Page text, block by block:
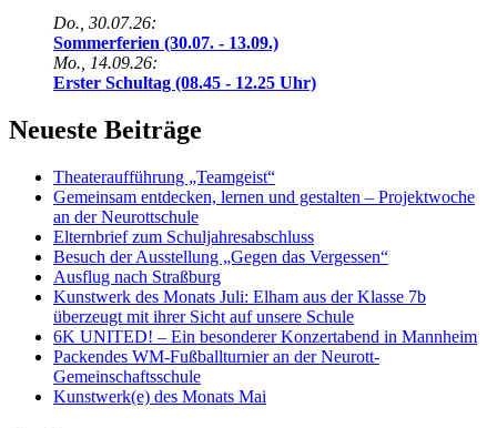
Do., 30.07.26:
Sommerferien (30.07. - 13.09.)
Mo., 14.09.26:
Erster Schultag (08.45 - 12.25 Uhr)
Neueste Beiträge
Theateraufführung „Teamgeist“
Gemeinsam entdecken, lernen und gestalten – Projektwoche
an der Neurottschule
Elternbrief zum Schuljahresabschluss
Besuch der Ausstellung „Gegen das Vergessen“
Ausflug nach Straßburg
Kunstwerk des Monats Juli: Elham aus der Klasse 7b
überzeugt mit ihrer Sicht auf unsere Schule
6K UNITED! – Ein besonderer Konzertabend in Mannheim
Packendes WM-Fußballturnier an der Neurott-
Gemeinschaftsschule
Kunstwerk(e) des Monats Mai